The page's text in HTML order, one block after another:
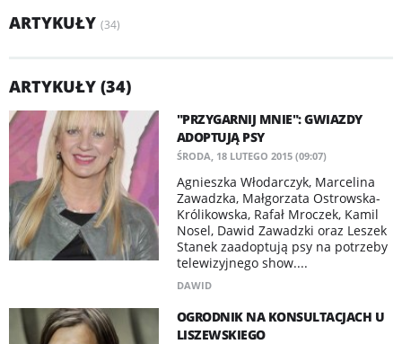
ARTYKUŁY (34)
ARTYKUŁY (34)
"PRZYGARNIJ MNIE": GWIAZDY
ADOPTUJĄ PSY
ŚRODA, 18 LUTEGO 2015 (09:07)
Agnieszka Włodarczyk, Marcelina
Zawadzka, Małgorzata Ostrowska-
Królikowska, Rafał Mroczek, Kamil
Nosel, Dawid Zawadzki oraz Leszek
Stanek zaadoptują psy na potrzeby
telewizyjnego show....
DAWID
OGRODNIK NA KONSULTACJACH U
LISZEWSKIEGO